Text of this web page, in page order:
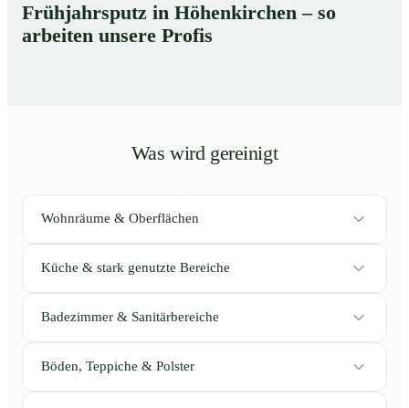
Frühjahrsputz in Höhenkirchen – so
arbeiten unsere Profis
Was wird gereinigt
Wohnräume & Oberflächen
Küche & stark genutzte Bereiche
Badezimmer & Sanitärbereiche
Böden, Teppiche & Polster